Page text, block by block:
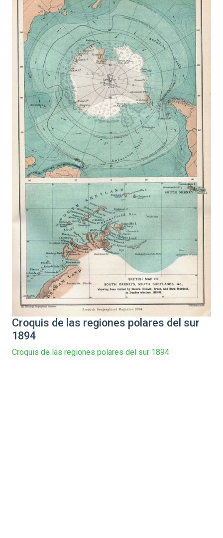
Croquis de las regiones polares del sur
1894
Croquis de las regiones polares del sur 1894